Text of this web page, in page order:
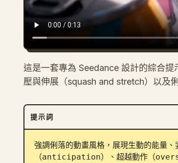
這是一套專為 Seedance 設計的綜合
壓與伸展（squash and stretch）以及
提示詞
強調俐落的動畫風格，展現生動的能量
（anticipation）、超越動作（